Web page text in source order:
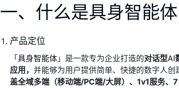
一、什么是具身智能体
产品定位
「具身智能体 」是一款专为企业打造的对话型AI
应用， 并能够为用户提供简单、快捷的数字人创
盖全域多端（移动端/PC端/大屏）、1v1服务、